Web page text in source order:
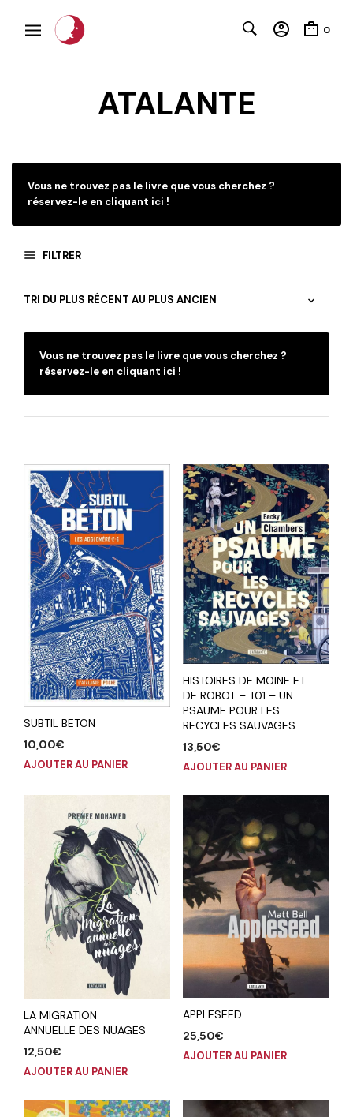
0
ATALANTE
Vous ne trouvez pas le livre que vous cherchez ?
réservez-le en cliquant ici !
FILTRER
Vous ne trouvez pas le livre que vous cherchez ?
réservez-le en cliquant ici !
SUBTIL BETON
10,00€
AJOUTER AU PANIER
HISTOIRES DE MOINE ET
DE ROBOT – T01 – UN
PSAUME POUR LES
RECYCLES SAUVAGES
13,50€
AJOUTER AU PANIER
LA MIGRATION
ANNUELLE DES NUAGES
12,50€
AJOUTER AU PANIER
APPLESEED
25,50€
AJOUTER AU PANIER